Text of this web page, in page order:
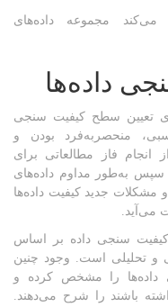
مجموعه داده‌های
داده‌ها
تعیین سطح کیفیت سنجی
منحصربه‌فرد بودن و
انجام فاز مطالعاتی برای
سپس به‌طور مداوم داده‌های
مشکلات جدید کیفیت داده‌ها
می‌آید.
کیفیت سنجی داده بر اساس
و تحلیلی است. وجود چنین
داده‌ها را مشخص کرده و
باشند را شرح می‌دهند.